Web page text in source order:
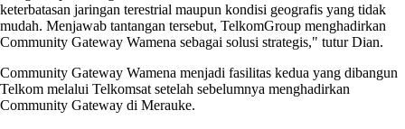
keterbatasan jaringan terestrial maupun kondisi geografis yang tidak
mudah. Menjawab tantangan tersebut, TelkomGroup menghadirkan
Community Gateway Wamena sebagai solusi strategis," tutur Dian.
Community Gateway Wamena menjadi fasilitas kedua yang dibangun
Telkom melalui Telkomsat setelah sebelumnya menghadirkan
Community Gateway di Merauke.